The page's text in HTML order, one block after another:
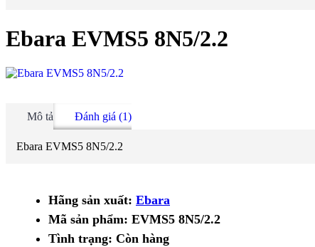
Ebara EVMS5 8N5/2.2
Mô tả Đánh giá (1)
Ebara EVMS5 8N5/2.2
Hãng sản xuất: Ebara
Mã sản phẩm: EVMS5 8N5/2.2
Tình trạng: Còn hàng